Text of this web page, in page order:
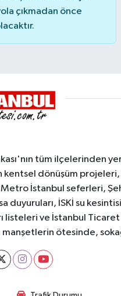
çıkmadan önce
tüm ilçelerinden
dönüşüm projeleri,
İstanbul seferleri,
İSKİ su
ve İstanbul
ötesinde,